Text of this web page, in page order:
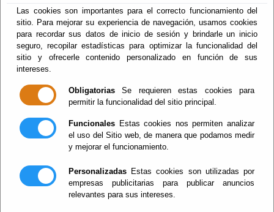
Las cookies son importantes para el correcto funcionamiento del
sitio. Para mejorar su experiencia de navegación, usamos cookies
para recordar sus datos de inicio de sesión y brindarle un inicio
seguro, recopilar estadísticas para optimizar la funcionalidad del
sitio y ofrecerle contenido personalizado en función de sus
intereses.
Obligatorias Se requieren estas cookies para
permitir la funcionalidad del sitio principal.
Funcionales Estas cookies nos permiten analizar
el uso del Sitio web, de manera que podamos medir
y mejorar el funcionamiento.
Personalizadas Estas cookies son utilizadas por
empresas publicitarias para publicar anuncios
relevantes para sus intereses.
Escuchar
CHEQUE MATERIAL
ESCOLAR 2026-2027
Del : 22/07/2026 Al: 11/09/2026
Perido: 07 - Julio;08 - Agosto;09 - Septiembre
Tipo: Otros
Ver evento
NOCHE DE VERANO
JOVEN